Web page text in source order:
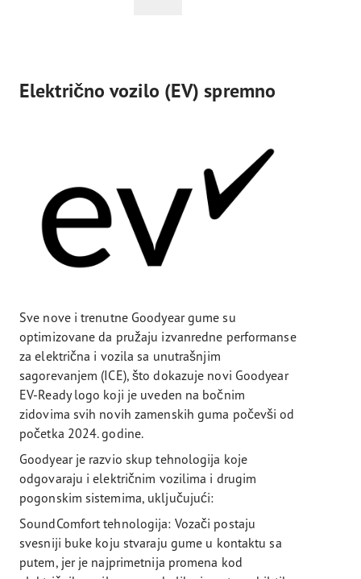
Električno vozilo (EV) spremno
Sve nove i trenutne Goodyear gume su
optimizovane da pružaju izvanredne performanse
za električna i vozila sa unutrašnjim
sagorevanjem (ICE), što dokazuje novi Goodyear
EV-Ready logo koji je uveden na bočnim
zidovima svih novih zamenskih guma počevši od
početka 2024. godine.
Goodyear je razvio skup tehnologija koje
odgovaraju i električnim vozilima i drugim
pogonskim sistemima, uključujući:
SoundComfort tehnologija: Vozači postaju
svesniji buke koju stvaraju gume u kontaktu sa
putem, jer je najprimetnija promena kod